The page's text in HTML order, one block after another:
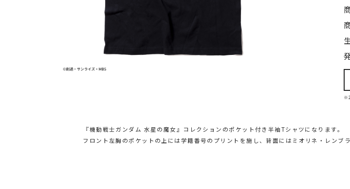
『機動戦士ガンダム 水星の魔女』コレクションのポケット付き半袖Tシャツになります。
フロント左胸のポケットの上には学籍番号のプリントを施し、背面にはミオリネ・レンブ